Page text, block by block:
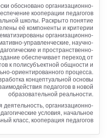
обосновано организационно-
кооперации педагогов
школы. Раскрыто понятие
её компоненты и критерии
организационно-
управленческие, научно-
и пространственно-
обеспечивает переход от
к полисубъектной общности и
ориентированного процесса.
концептуальной основы
педагогов в новой
образовательной реальности.
деятельность, организационно-
условия, начальное
класс, кооперация педагогов